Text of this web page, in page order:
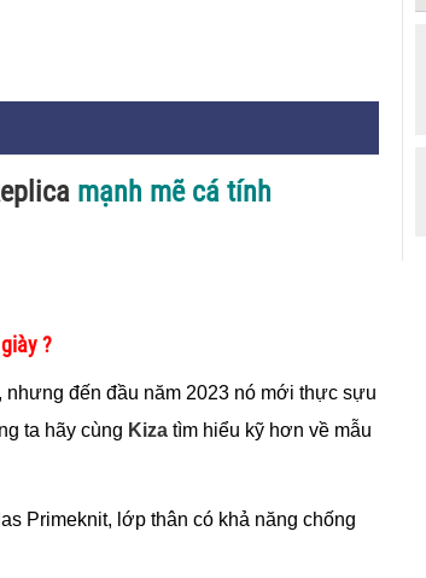
mạnh mẽ cá tính
?
nhưng đến đầu năm 2023 nó mới thực sựu
ta hãy cùng Kiza tìm hiểu kỹ hơn về mẫu
Primeknit, lớp thân có khả năng chống